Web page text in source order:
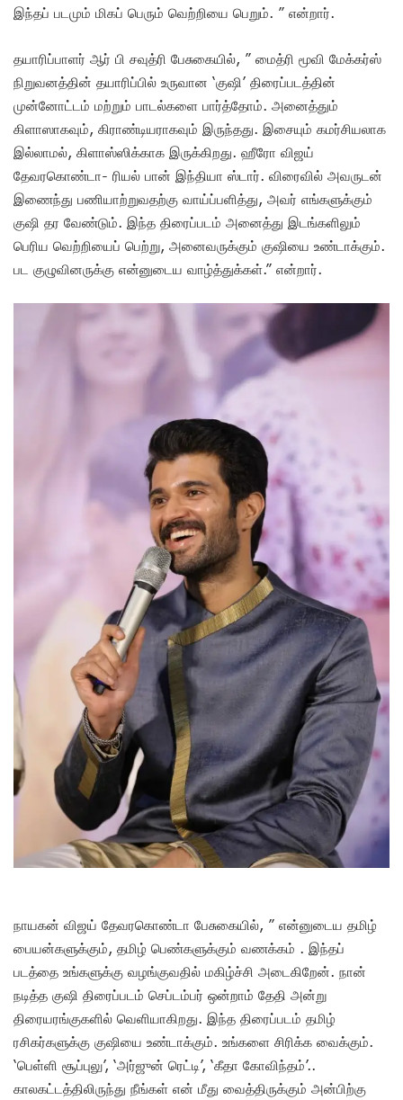
இந்தப் படமும் மிகப் பெரும் வெற்றியை பெறும். ” என்றார்.
தயாரிப்பாளர் ஆர் பி சவுத்ரி பேசுகையில், ” மைத்ரி மூவி மேக்கர்ஸ்
நிறுவனத்தின் தயாரிப்பில் உருவான ‘குஷி’ திரைப்படத்தின்
முன்னோட்டம் மற்றும் பாடல்களை பார்த்தோம். அனைத்தும்
கிளாஸாகவும், கிராண்டியராகவும் இருந்தது. இசையும் கமர்சியலாக
இல்லாமல், கிளாஸ்ஸிக்காக இருக்கிறது. ஹீரோ விஜய்
தேவரகொண்டா- ரியல் பான் இந்தியா ஸ்டார். விரைவில் அவருடன்
இணைந்து பணியாற்றுவதற்கு வாய்ப்பளித்து, அவர் எங்களுக்கும்
குஷி தர வேண்டும். இந்த திரைப்படம் அனைத்து இடங்களிலும்
பெரிய வெற்றியைப் பெற்று, அனைவருக்கும் குஷியை உண்டாக்கும்.
பட குழுவினருக்கு என்னுடைய வாழ்த்துக்கள்.” என்றார்.
நாயகன் விஜய் தேவரகொண்டா பேசுகையில், ” என்னுடைய தமிழ்
பையன்களுக்கும், தமிழ் பெண்களுக்கும் வணக்கம் . இந்தப்
படத்தை உங்களுக்கு வழங்குவதில் மகிழ்ச்சி அடைகிறேன். நான்
நடித்த குஷி திரைப்படம் செப்டம்பர் ஒன்றாம் தேதி அன்று
திரையரங்குகளில் வெளியாகிறது. இந்த திரைப்படம் தமிழ்
ரசிகர்களுக்கு குஷியை உண்டாக்கும். உங்களை சிரிக்க வைக்கும்.
‘பெள்ளி சூப்புலு’, ‘அர்ஜுன் ரெட்டி’, ‘கீதா கோவிந்தம்’..
காலகட்டத்திலிருந்து நீங்கள் என் மீது வைத்திருக்கும் அன்பிற்கு